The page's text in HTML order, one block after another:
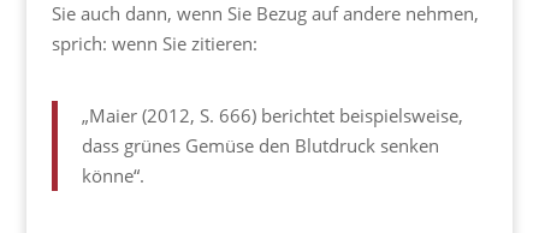
Sie auch dann, wenn Sie Bezug auf andere nehmen,
sprich: wenn Sie zitieren:
„Maier (2012, S. 666) berichtet beispielsweise,
dass grünes Gemüse den Blutdruck senken
könne“.